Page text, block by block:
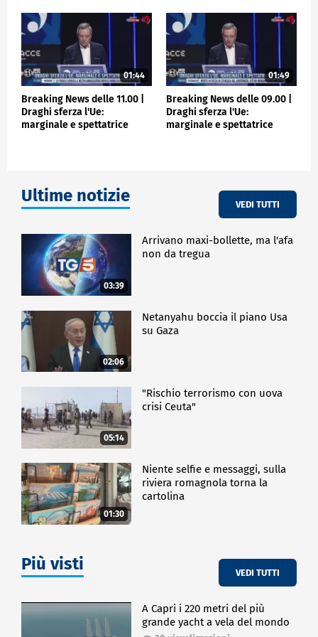
stampa Wafa, sono almeno 31 i palestinesi rimasti
uccisi negli attacchi lanciati dall'alba dalle forze
israeliane. Tra le vittime anche tre persone in cerca
di aiuti a Sud di Khan Younis.
ESTERI
01:44
Breaking News delle 11.00 |
Draghi sferza l'Ue:
marginale e spettatrice
01:49
Breaking News delle 09.00 |
Draghi sferza l'Ue:
marginale e spettatrice
Ultime notizie VEDI TUTTI
03:39
Arrivano maxi-bollette, ma l'afa
non da tregua
02:06
Netanyahu boccia il piano Usa
su Gaza
05:14
"Rischio terrorismo con uova
crisi Ceuta"
01:30
Niente selfie e messaggi, sulla
riviera romagnola torna la
cartolina
Più visti VEDI TUTTI
A Capri i 220 metri del più
grande yacht a vela del mondo